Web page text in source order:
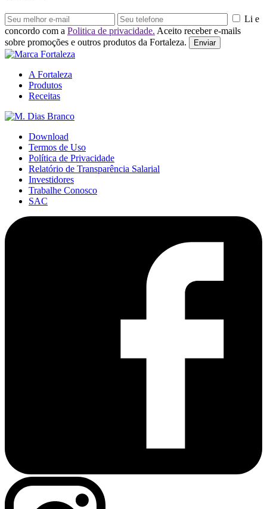
Li e
concordo com a Politica de privacidade. Aceito receber e-mails
sobre promoções e outros produtos da Fortaleza.
Enviar
A Fortaleza
Produtos
Receitas
Download
Termos de Uso
Política de Privacidade
Relatório de Transparência Salarial
Investidores
Trabalhe Conosco
SAC